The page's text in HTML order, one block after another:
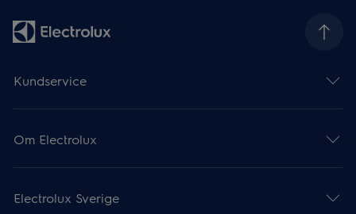
Kundservice
Om Electrolux
Electrolux Sverige